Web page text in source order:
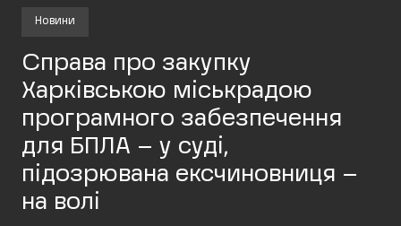
Новини
Справа про закупку
Харківською міськрадою
програмного забезпечення
для БПЛА – у суді,
підозрювана ексчиновниця –
на волі